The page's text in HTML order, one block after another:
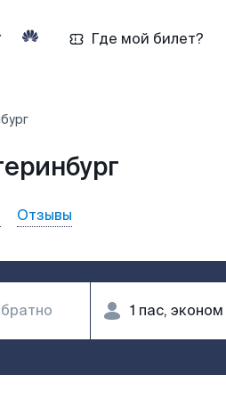
Где мой билет?
Отзывы